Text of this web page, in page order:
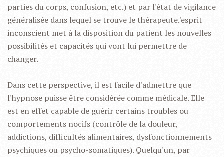
parties du corps, confusion, etc.) et par l'état de vigilance
généralisée dans lequel se trouve le thérapeute.'esprit
inconscient met à la disposition du patient les nouvelles
possibilités et capacités qui vont lui permettre de
changer.
Dans cette perspective, il est facile d'admettre que
l'hypnose puisse être considérée comme médicale. Elle
est en effet capable de guérir certains troubles ou
comportements nocifs (contrôle de la douleur,
addictions, difficultés alimentaires, dysfonctionnements
psychiques ou psycho-somatiques). Quelqu'un, par